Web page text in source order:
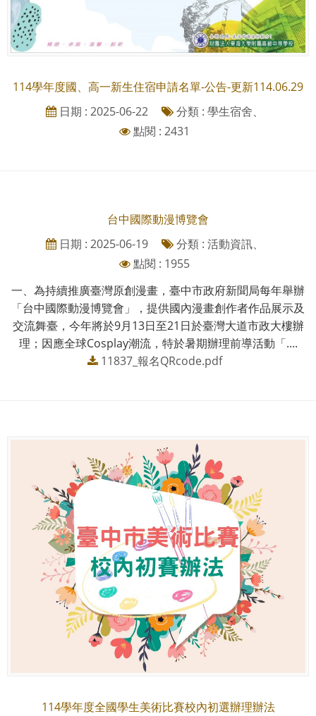
114學年度國、高一新生住宿申請名單-公告-更新114.06.29
日期 : 2025-06-22
分類 : 學生宿舍、
點閱 : 2431
台中國際動漫博覽會
日期 : 2025-06-19
分類 : 活動資訊、
點閱 : 1955
一、為持續推廣臺灣原創漫畫，臺中市政府新聞局每年舉辦
「台中國際動漫博覽會」，提供國內漫畫創作者作品展示及
交流舞臺，今年將於9月13日至21日於臺灣大道市政大樓辦
理；因應全球Cosplay潮流，特於暑期辦理前導活動「....
11837_報名QRcode.pdf
114學年度全國學生美術比賽校內初選辦理辦法